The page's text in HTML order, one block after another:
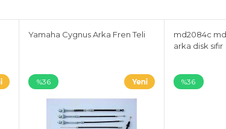
Yamaha Cygnus Arka Fren Teli
%36
md2084c
arka disk sıfır
%36